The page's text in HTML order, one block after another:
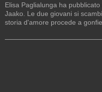
Elisa Paglialunga ha
Jaako. Le due giovani si
storia d'amore procede a gonfie